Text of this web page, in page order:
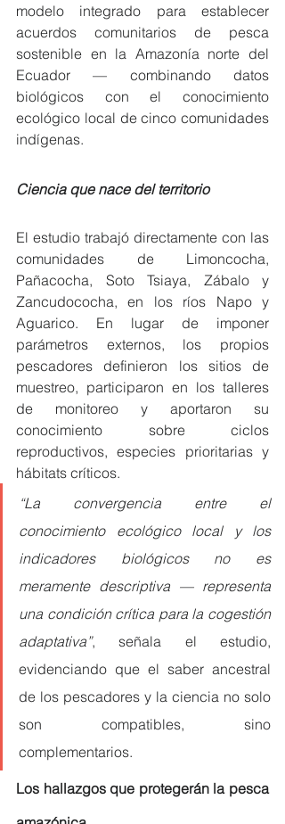
modelo integrado para establecer
acuerdos comunitarios de pesca
sostenible en la Amazonía norte del
Ecuador — combinando datos
biológicos con el conocimiento
ecológico local de cinco comunidades
indígenas.
Ciencia que nace del territorio
El estudio trabajó directamente con las
comunidades de Limoncocha,
Pañacocha, Soto Tsiaya, Zábalo y
Zancudococha, en los ríos Napo y
Aguarico. En lugar de imponer
parámetros externos, los propios
pescadores definieron los sitios de
muestreo, participaron en los talleres
de monitoreo y aportaron su
conocimiento sobre ciclos
reproductivos, especies prioritarias y
hábitats críticos.
“La convergencia entre el
conocimiento ecológico local y los
indicadores biológicos no es
meramente descriptiva — representa
una condición crítica para la cogestión
adaptativa”, señala el estudio,
evidenciando que el saber ancestral
de los pescadores y la ciencia no solo
son compatibles, sino
complementarios.
Los hallazgos que protegerán la pesca